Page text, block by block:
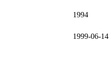
1994
1999-06-14